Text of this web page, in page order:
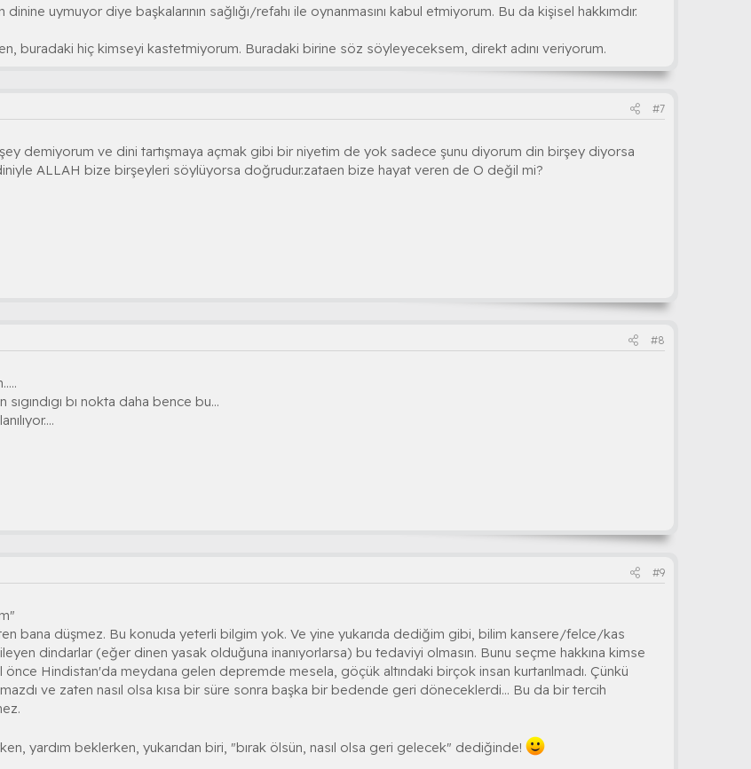
uymuyor diye başkalarının sağlığı/refahı ile oynanmasını kabul etmiyorum. Bu da kişisel hakkımdır.
buradaki hiç kimseyi kastetmiyorum. Buradaki birine söz söyleyeceksem, direkt adını veriyorum.
#7
demiyorum ve dini tartışmaya açmak gibi bir niyetim de yok sadece şunu diyorum din birşey diyorsa
ALLAH bize birşeyleri söylüyorsa doğrudur.zataen bize hayat veren de O değil mi?
#8
sıgındıgı bı nokta daha bence bu...
#9
bana düşmez. Bu konuda yeterli bilgim yok. Ve yine yukarıda dediğim gibi, bilim kansere/felce/kas
dindarlar (eğer dinen yasak olduğuna inanıyorlarsa) bu tedaviyi olmasın. Bunu seçme hakkına kimse
önce Hindistan'da meydana gelen depremde mesela, göçük altındaki birçok insan kurtarılmadı. Çünkü
ve zaten nasıl olsa kısa bir süre sonra başka bir bedende geri döneceklerdi... Bu da bir tercih
yardım beklerken, yukarıdan biri, "bırak ölsün, nasıl olsa geri gelecek" dediğinde!